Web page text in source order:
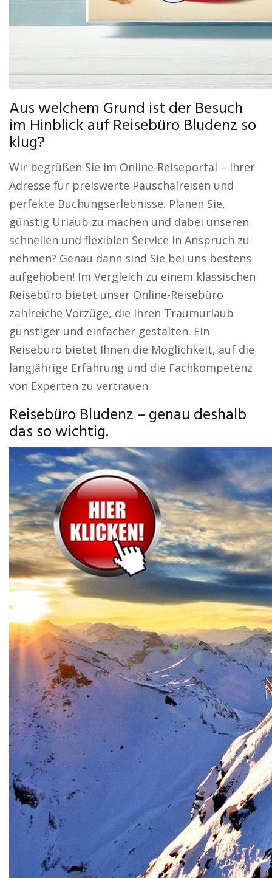
Aus welchem Grund ist der Besuch
im Hinblick auf Reisebüro Bludenz so
klug?
Wir begrüßen Sie im Online-Reiseportal – Ihrer
Adresse für preiswerte Pauschalreisen und
perfekte Buchungserlebnisse. Planen Sie,
günstig Urlaub zu machen und dabei unseren
schnellen und flexiblen Service in Anspruch zu
nehmen? Genau dann sind Sie bei uns bestens
aufgehoben! Im Vergleich zu einem klassischen
Reisebüro bietet unser Online-Reisebüro
zahlreiche Vorzüge, die Ihren Traumurlaub
günstiger und einfacher gestalten. Ein
Reisebüro bietet Ihnen die Möglichkeit, auf die
langjährige Erfahrung und die Fachkompetenz
von Experten zu vertrauen.
Reisebüro Bludenz – genau deshalb
das so wichtig.